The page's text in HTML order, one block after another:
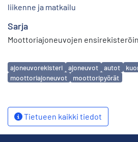
liikenne ja matkailu
Sarja
Moottoriajoneuvojen
Avainsanat
ajoneuvorekisteri ajoneuvot autot
moottoriajoneuvot
moottoripyörät
Tietueen kaikki tiedot